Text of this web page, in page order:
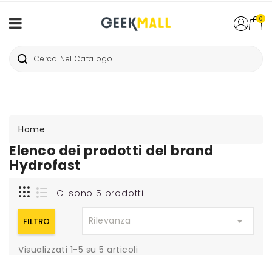
0
Home
Elenco dei prodotti del brand
Hydrofast
Ci sono 5 prodotti.
FILTRO Rilevanza 
Visualizzati 1-5 su 5 articoli